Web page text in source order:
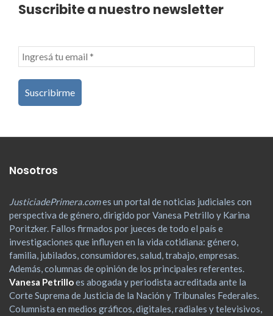
Suscribite a nuestro newsletter
Nosotros
JusticiadePrimera.comes un portal de noticias judiciales con
perspectiva de género, dirigido por Vanesa Petrillo y Karina
Poritzker. Fallos firmados por jueces de todo el país e
investigaciones que influyen en la vida cotidiana: género,
familia, jubilados, consumidores, salud, trabajo, empresas.
Además, columnas de opinión de los principales referentes.
Vanesa Petrilloes abogada y periodista acreditada ante la
Corte Suprema de Justicia de la Nación y Tribunales Federales.
Columnista en medios gráficos, digitales, radiales y televisivos,